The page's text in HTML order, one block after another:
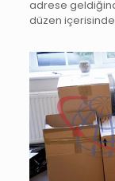
adrese
düzen